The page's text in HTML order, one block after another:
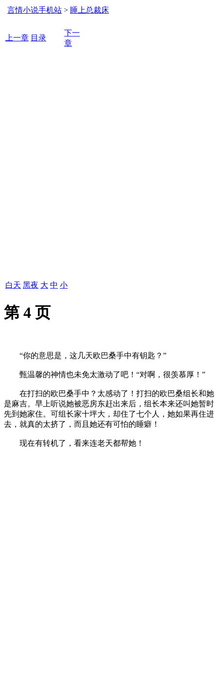
言情小说手机站 > 睡上总裁床
上一章 目录
下一
章
白天 黑夜 大 中 小
第 4 页
“你的意思是，这几天欧巴桑手中有钥匙？”
甄温馨的神情也未免太激动了吧！“对啊，很羡慕厚！”
在打扫的欧巴桑手中？太感动了！打扫的欧巴桑组长和她
是麻吉。早上听说她被恶房东赶出来后，组长本来还叫她暂时
先到她家住。可组长家十坪大，却住了七个人，她如果再住进
去，就真的太挤了，而且她还有可怕的睡癖！
现在有转机了，看来连老天都帮她！